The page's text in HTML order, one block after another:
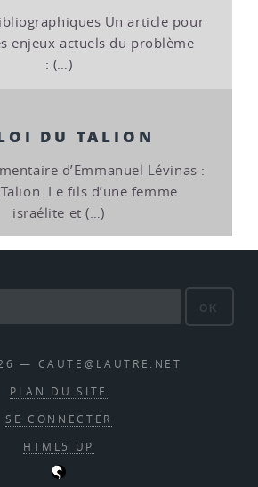
Un article pour
enjeux actuels du problème
: (…)
DU TALION
d’Emmanuel Lévinas :
Le fils d’une femme
israélite et (…)
OK
— CAUTE@LAUTRE.NET
PLAN DU SITE
SE CONNECTER
HTML5 UP